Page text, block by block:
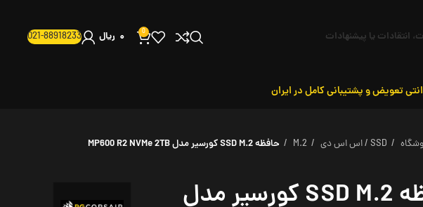
انتقادات یا پیشنهادات 0 ریال ۰ 021-88918233
تعویض و پشتیبانی کامل در ایران
SSD / اس اس دی M.2 حافظه SSD M.2 کورسیر مدل MP600 R2 NVMe 2TB
حافظه SSD M.2 کورسیر مدل